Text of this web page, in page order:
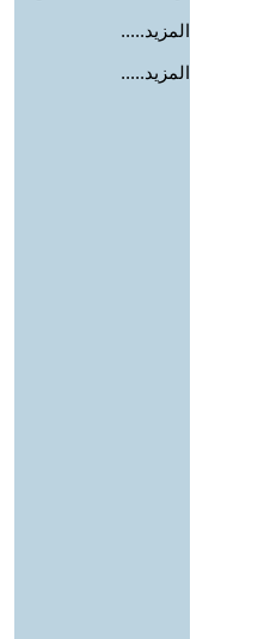
المزيد.....
المزيد.....